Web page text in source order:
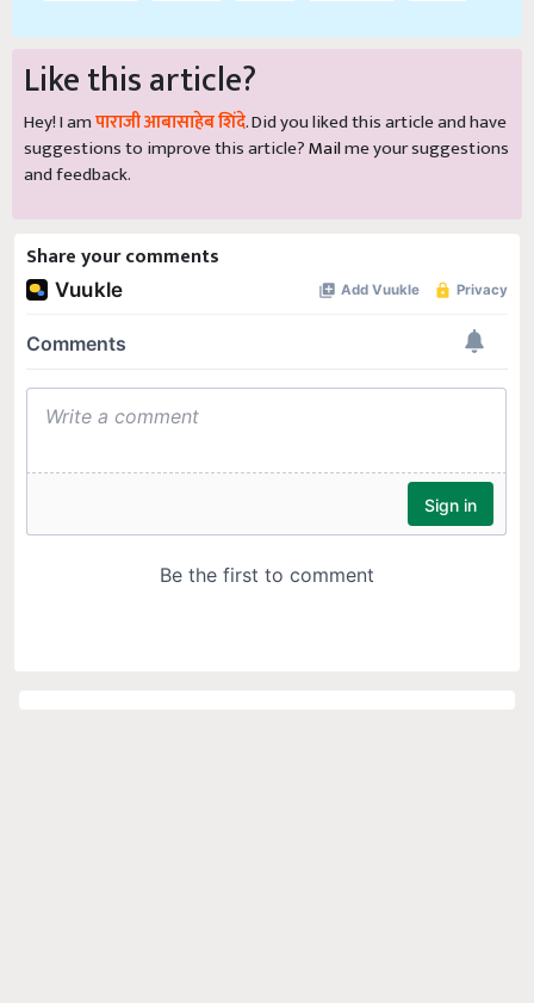
Like this article?
Hey! I amपाराजी आबासाहेब शिंदे. Did you liked this article and have
suggestions to improve this article?Mailme your suggestions
and feedback.
Share your comments